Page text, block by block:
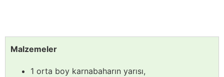
Malzemeler
1 orta boy karnabaharın yarısı,